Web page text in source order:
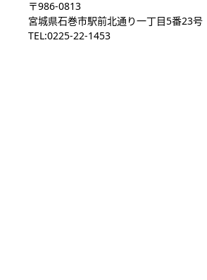
〒986-0813
宮城県石巻市駅前北通り一丁目5番23号
TEL:0225-22-1453